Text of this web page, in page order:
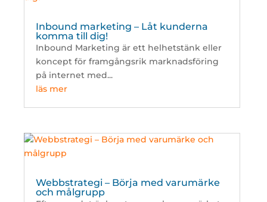
Inbound marketing – Låt kunderna
komma till dig!
Inbound Marketing är ett helhetstänk eller
koncept för framgångsrik marknadsföring
på internet med...
läs mer
Webbstrategi – Börja med varumärke
och målgrupp